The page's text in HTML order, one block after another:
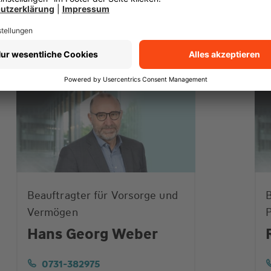
Beauftragter für Vorsorge und
Vermögen
Hans Georg Weber
0731-382975